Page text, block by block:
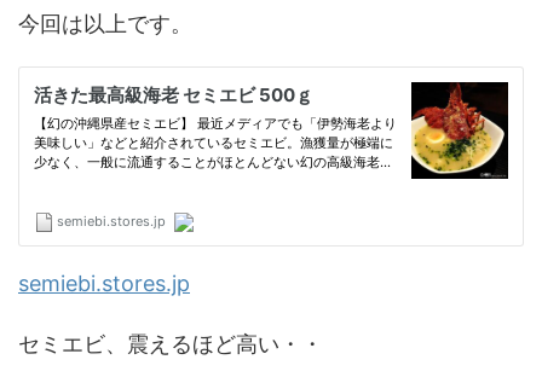
今回は以上です。
semiebi.stores.jp
セミエビ、震えるほど高い・・